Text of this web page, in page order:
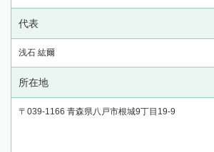
代表
浅石 紘爾
所在地
〒039-1166 青森県八戸市根城9丁目19-9